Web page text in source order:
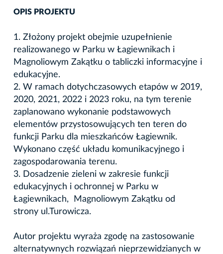
OPIS PROJEKTU
1. Złożony projekt obejmie uzupełnienie
realizowanego w Parku w Łagiewnikach i
Magnoliowym Zakątku o tabliczki informacyjne i
edukacyjne.
2. W ramach dotychczasowych etapów w 2019,
2020, 2021, 2022 i 2023 roku, na tym terenie
zaplanowano wykonanie podstawowych
elementów przystosowujących ten teren do
funkcji Parku dla mieszkańców Łagiewnik.
Wykonano część układu komunikacyjnego i
zagospodarowania terenu.
3. Dosadzenie zieleni w zakresie funkcji
edukacyjnych i ochronnej w Parku w
Łagiewnikach, Magnoliowym Zakątku od
strony ul.Turowicza.
Autor projektu wyraża zgodę na zastosowanie
alternatywnych rozwiązań nieprzewidzianych w